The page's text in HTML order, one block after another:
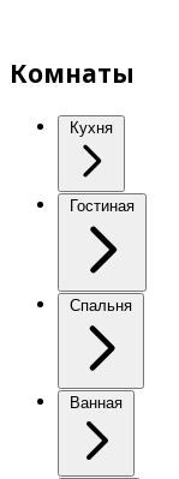
Комнаты
Кухня
Гостиная
Спальня
Ванная